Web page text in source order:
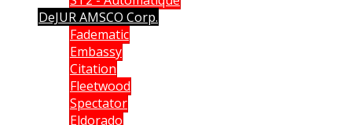
DeJUR AMSCO Corp.
Fadematic
Embassy
Citation
Fleetwood
Spectator
Eldorado